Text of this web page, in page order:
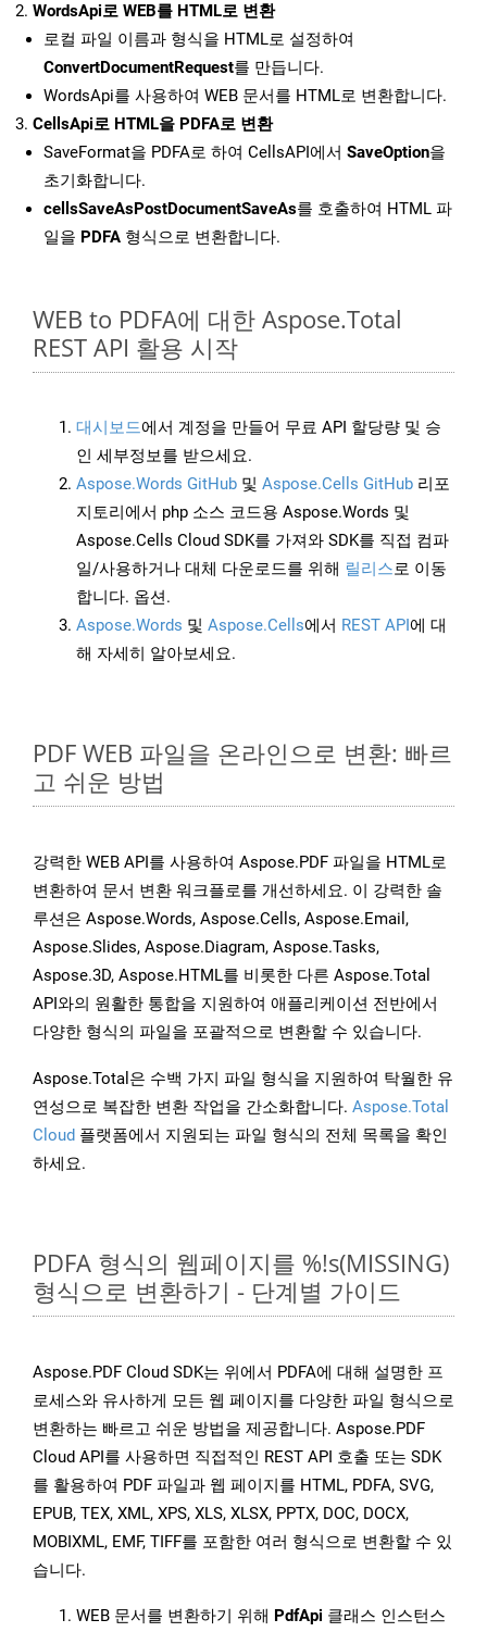
WordsApi로 WEB를 HTML로 변환
로컬 파일 이름과 형식을 HTML로 설정하여
ConvertDocumentRequest를 만듭니다.
WordsApi를 사용하여 WEB 문서를 HTML로 변환합니다.
CellsApi로 HTML을 PDFA로 변환
SaveFormat을 PDFA로 하여 CellsAPI에서 SaveOption을
초기화합니다.
cellsSaveAsPostDocumentSaveAs를 호출하여 HTML 파
일을 PDFA 형식으로 변환합니다.
WEB to PDFA에 대한 Aspose.Total
REST API 활용 시작
대시보드에서 계정을 만들어 무료 API 할당량 및 승
인 세부정보를 받으세요.
Aspose.Words GitHub 및 Aspose.Cells GitHub 리포
지토리에서 php 소스 코드용 Aspose.Words 및
Aspose.Cells Cloud SDK를 가져와 SDK를 직접 컴파
일/사용하거나 대체 다운로드를 위해 릴리스로 이동
합니다. 옵션.
Aspose.Words 및 Aspose.Cells에서 REST API에 대
해 자세히 알아보세요.
PDF WEB 파일을 온라인으로 변환: 빠르
고 쉬운 방법
강력한 WEB API를 사용하여 Aspose.PDF 파일을 HTML로
변환하여 문서 변환 워크플로를 개선하세요. 이 강력한 솔
루션은 Aspose.Words, Aspose.Cells, Aspose.Email,
Aspose.Slides, Aspose.Diagram, Aspose.Tasks,
Aspose.3D, Aspose.HTML를 비롯한 다른 Aspose.Total
API와의 원활한 통합을 지원하여 애플리케이션 전반에서
다양한 형식의 파일을 포괄적으로 변환할 수 있습니다.
Aspose.Total은 수백 가지 파일 형식을 지원하여 탁월한 유
연성으로 복잡한 변환 작업을 간소화합니다. Aspose.Total
Cloud 플랫폼에서 지원되는 파일 형식의 전체 목록을 확인
하세요.
PDFA 형식의 웹페이지를 %!s(MISSING)
형식으로 변환하기 - 단계별 가이드
Aspose.PDF Cloud SDK는 위에서 PDFA에 대해 설명한 프
로세스와 유사하게 모든 웹 페이지를 다양한 파일 형식으로
변환하는 빠르고 쉬운 방법을 제공합니다. Aspose.PDF
Cloud API를 사용하면 직접적인 REST API 호출 또는 SDK
를 활용하여 PDF 파일과 웹 페이지를 HTML, PDFA, SVG,
EPUB, TEX, XML, XPS, XLS, XLSX, PPTX, DOC, DOCX,
MOBIXML, EMF, TIFF를 포함한 여러 형식으로 변환할 수 있
습니다.
WEB 문서를 변환하기 위해 PdfApi 클래스 인스턴스